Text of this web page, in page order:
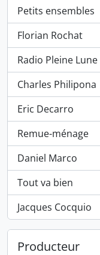
Petits ensembles
, 7 résultats
Florian Rochat
, 7 résultats
Radio Pleine Lune
, 7 résultats
Charles Philipona
, 4 résultats
Eric Decarro
, 4 résultats
Remue-ménage
, 3 résultats
Daniel Marco
, 2 résultats
Tout va bien
, 2 résultats
Jacques Cocquio
, 2 résultats
Producteur